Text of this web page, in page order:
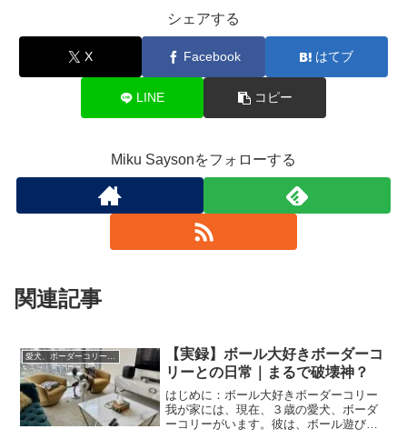
シェアする
X Facebook はてブ
LINE コピー
Miku Saysonをフォローする
関連記事
愛犬、ボーダーコリーのエイスとの日々
【実録】ボール大好きボーダーコ
リーとの日常｜まるで破壊神？
はじめに：ボール大好きボーダーコリー
我が家には、現在、３歳の愛犬、ボーダ
ーコリーがいます。彼は、ボール遊びが